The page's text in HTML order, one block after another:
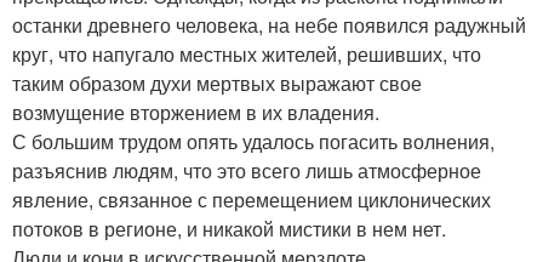
останки древнего человека, на небе появился радужный
круг, что напугало местных жителей, решивших, что
таким образом духи мертвых выражают свое
возмущение вторжением в их владения.
С большим трудом опять удалось погасить волнения,
разъяснив людям, что это всего лишь атмосферное
явление, связанное с перемещением циклонических
потоков в регионе, и никакой мистики в нем нет.